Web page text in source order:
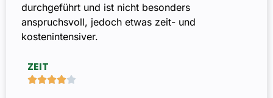
durchgeführt und ist nicht besonders
anspruchsvoll, jedoch etwas zeit- und
kostenintensiver.
ZEIT
